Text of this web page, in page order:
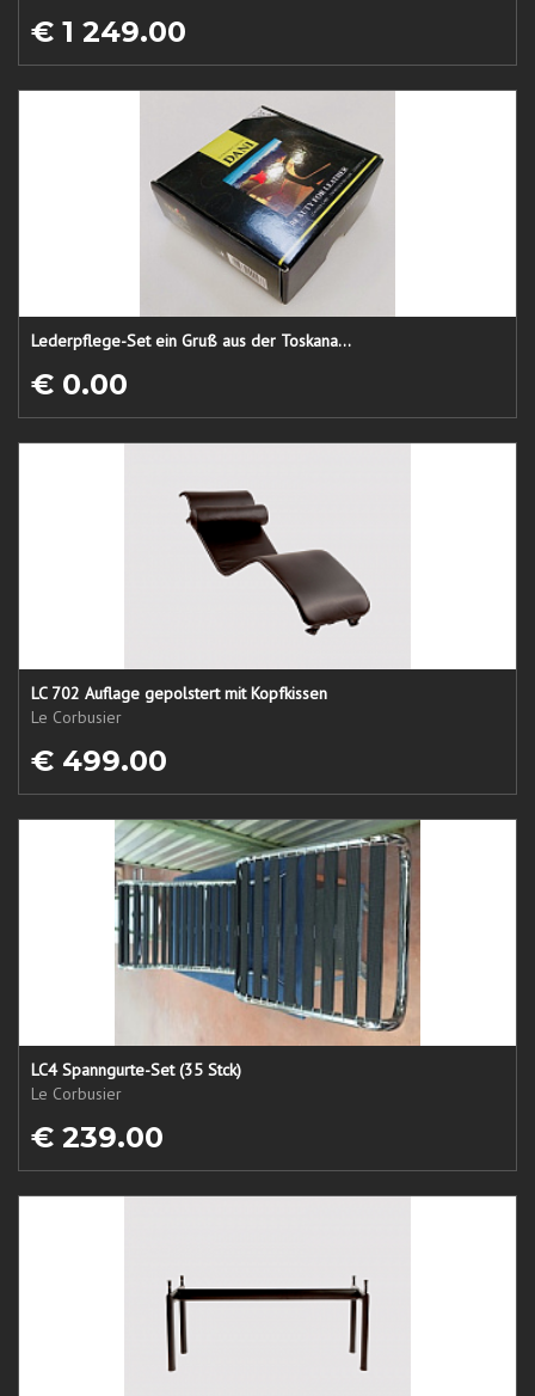
€ 1 249.00
Lederpflege-Set ein Gruß aus der Toskana...
€ 0.00
LC 702 Auflage gepolstert mit Kopfkissen
Le Corbusier
€ 499.00
LC4 Spanngurte-Set (35 Stck)
Le Corbusier
€ 239.00